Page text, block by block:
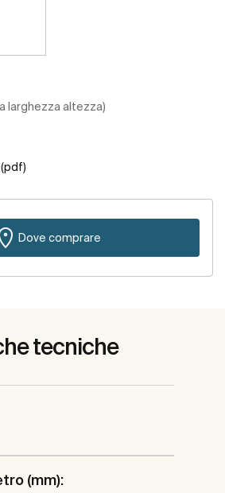
larghezza altezza)
Dove comprare
tecniche
(mm):